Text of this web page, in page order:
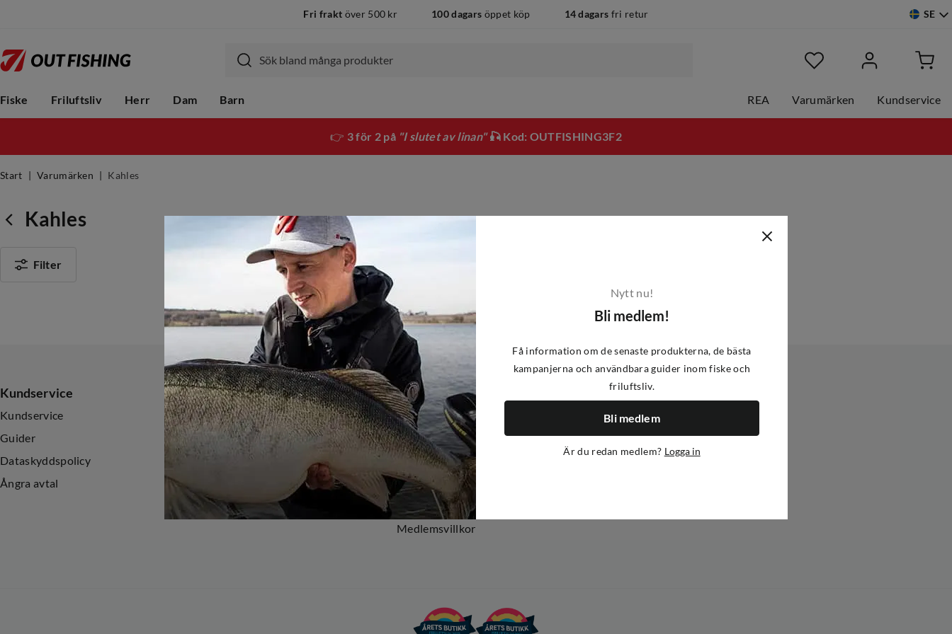
Fri frakt över 500 kr 100 dagars öppet köp 14 dagars fri retur SE
Fiske Friluftsliv Herr Dam Barn REA Varumärken Kundservice
👉 3 för 2 på "I slutet av linan"🎣 Kod: OUTFISHING3F2
Start Varumärken Kahles
Kahles
Filter
Kundservice
Kundservice
Guider
Dataskyddspolicy
Ångra avtal
Sortiment
Nyheter
Kampanjer
Om oss
Om Out Fishing
Operation Goksjø
Hållbarhet
Öppenhet
Kundklubb
Medlemsvillkor
Nytt nu!
Bli medlem!
Få information om de senaste produkterna, de bästa
kampanjerna och användbara guider inom fiske och
friluftsliv.
Bli medlem
Är du redan medlem? Logga in